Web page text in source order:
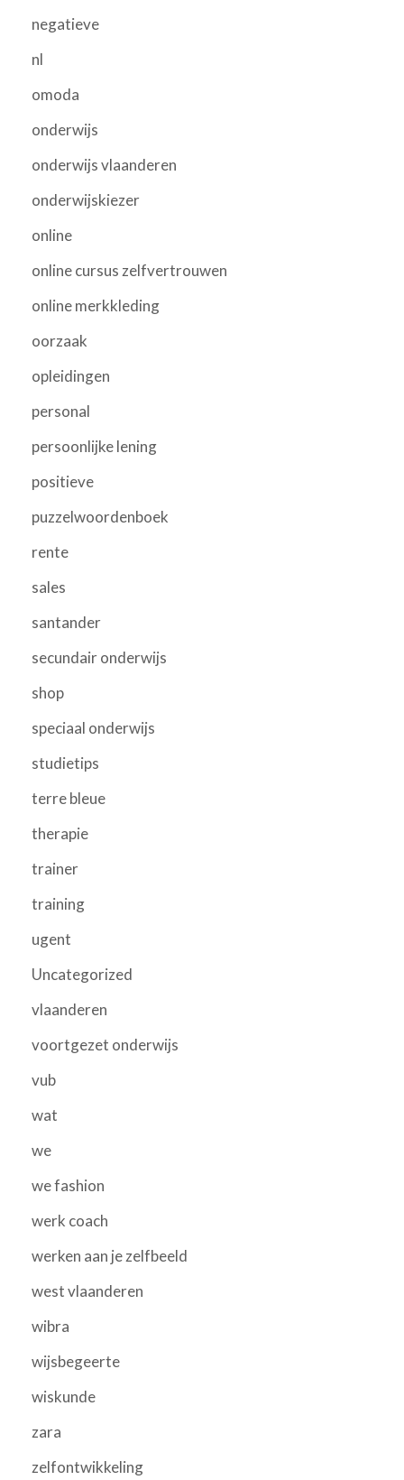
negatieve
nl
omoda
onderwijs
onderwijs vlaanderen
onderwijskiezer
online
online cursus zelfvertrouwen
online merkkleding
oorzaak
opleidingen
personal
persoonlijke lening
positieve
puzzelwoordenboek
rente
sales
santander
secundair onderwijs
shop
speciaal onderwijs
studietips
terre bleue
therapie
trainer
training
ugent
Uncategorized
vlaanderen
voortgezet onderwijs
vub
wat
we
we fashion
werk coach
werken aan je zelfbeeld
west vlaanderen
wibra
wijsbegeerte
wiskunde
zara
zelfontwikkeling